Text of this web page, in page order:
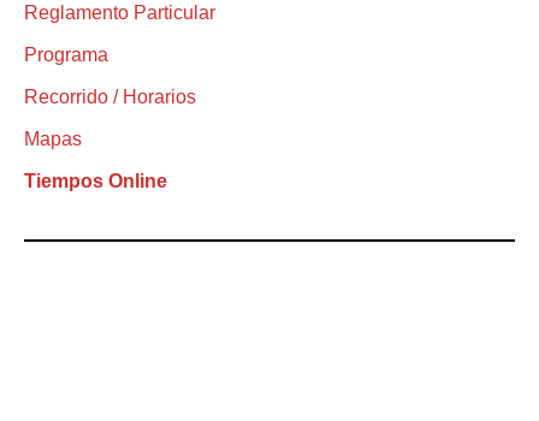
Reglamento Particular
Programa
Recorrido / Horarios
Mapas
Tiempos Online